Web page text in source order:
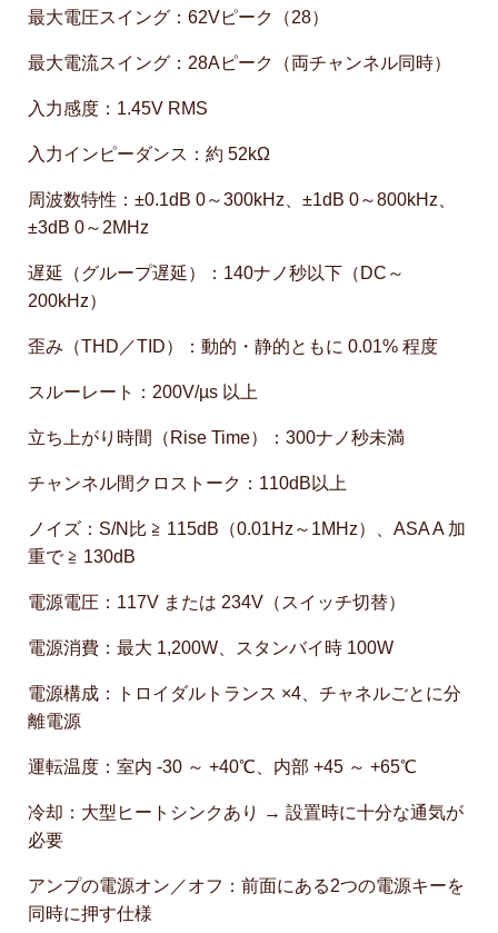
最大電圧スイング：62Vピーク（28）
最大電流スイング：28Aピーク（両チャンネル同時）
入力感度：1.45V RMS
入力インピーダンス：約 52kΩ
周波数特性：±0.1dB 0～300kHz、±1dB 0～800kHz、
±3dB 0～2MHz
遅延（グループ遅延）：140ナノ秒以下（DC～
200kHz）
歪み（THD／TID）：動的・静的ともに 0.01% 程度
スルーレート：200V/µs 以上
立ち上がり時間（Rise Time）：300ナノ秒未満
チャンネル間クロストーク：110dB以上
ノイズ：S/N比 ≧ 115dB（0.01Hz～1MHz）、ASA A 加
重で ≧ 130dB
電源電圧：117V または 234V（スイッチ切替）
電源消費：最大 1,200W、スタンバイ時 100W
電源構成：トロイダルトランス ×4、チャネルごとに分
離電源
運転温度：室内 -30 ～ +40℃、内部 +45 ～ +65℃
冷却：大型ヒートシンクあり → 設置時に十分な通気が
必要
アンプの電源オン／オフ：前面にある2つの電源キーを
同時に押す仕様